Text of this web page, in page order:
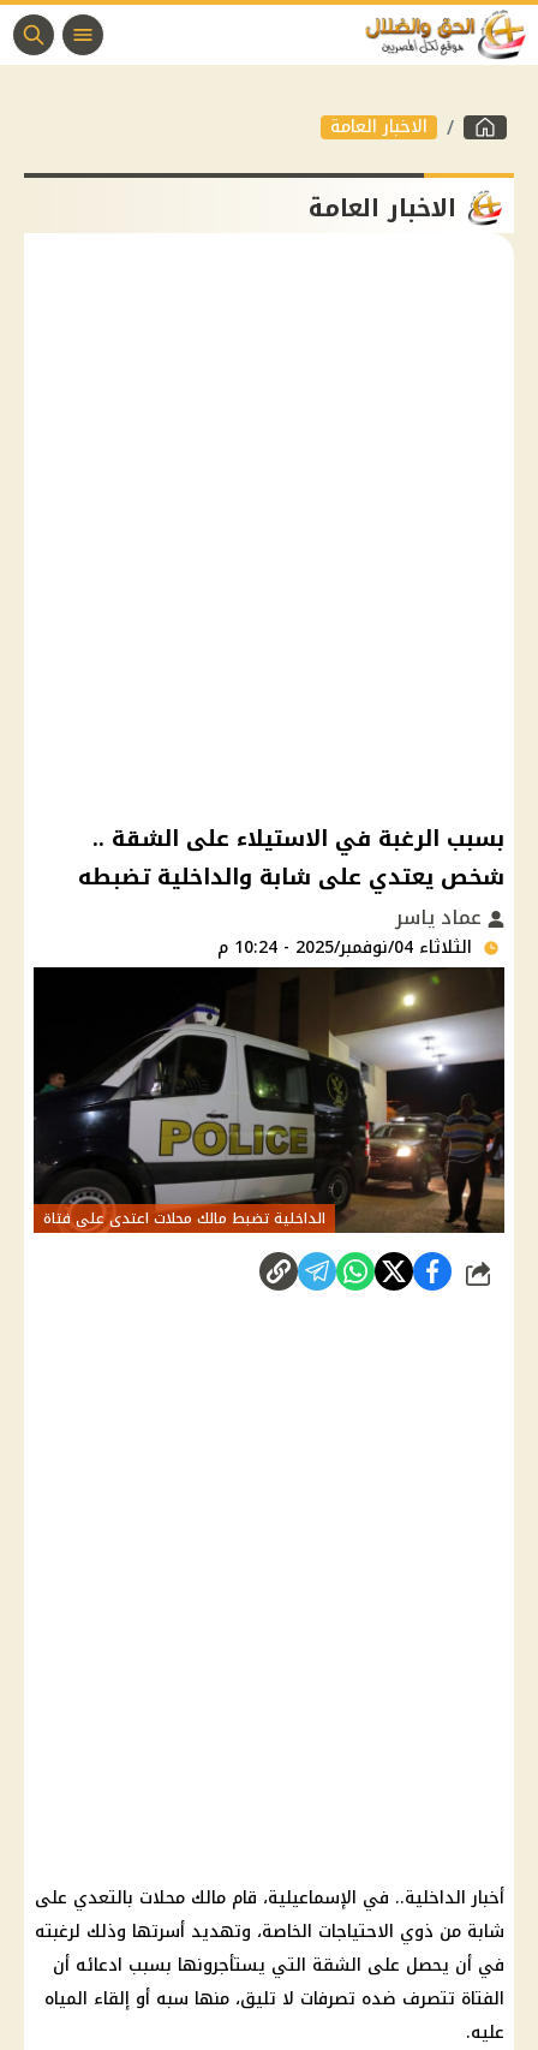
الاخبار العامة
الاخبار العامة
بسبب الرغبة في الاستيلاء على الشقة ..
شخص يعتدي على شابة والداخلية تضبطه
عماد ياسر
الثلاثاء 04/نوفمبر/2025 - 10:24 م
الداخلية تضبط مالك محلات اعتدى على فتاة
شارك
أخبار الداخلية.. في الإسماعيلية، قام مالك محلات بالتعدي على
شابة من ذوي الاحتياجات الخاصة، وتهديد أسرتها وذلك لرغبته
في أن يحصل على الشقة التي يستأجرونها بسبب ادعائه أن
الفتاة تتصرف ضده تصرفات لا تليق، منها سبه أو إلقاء المياه
عليه.